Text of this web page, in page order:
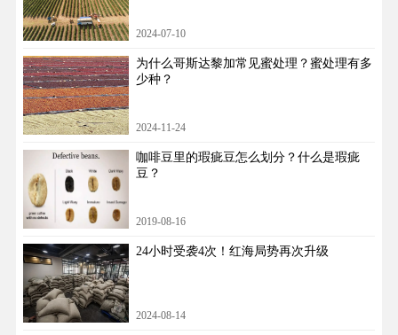
2024-07-10
为什么哥斯达黎加常见蜜处理？蜜处理有多
少种？
2024-11-24
咖啡豆里的瑕疵豆怎么划分？什么是瑕疵
豆？
2019-08-16
24小时受袭4次！红海局势再次升级
2024-08-14